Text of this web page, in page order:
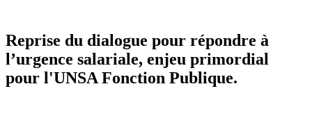
Reprise du dialogue pour répondre à
l’urgence salariale, enjeu primordial
pour l'UNSA Fonction Publique.